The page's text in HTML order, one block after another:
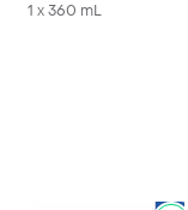
1 x 360 mL